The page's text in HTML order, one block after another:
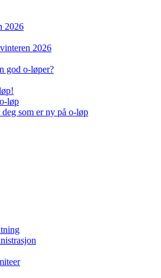
2026
2026
god o-løper?
løp
som er ny på o-løp